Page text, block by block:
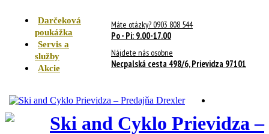
Darčeková
poukážka
Servis a
služby
Akcie
Máte otázky? 0903 808 544
Po - Pi: 9.00-17.00
Nájdete nás osobne
Necpalská cesta 498/6, Prievidza 97101